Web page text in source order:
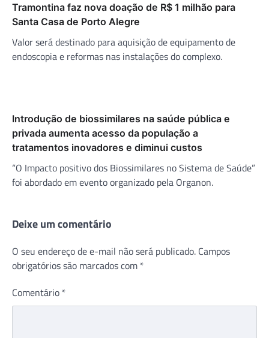
Tramontina faz nova doação de R$ 1 milhão para
Santa Casa de Porto Alegre
Valor será destinado para aquisição de equipamento de
endoscopia e reformas nas instalações do complexo.
Introdução de biossimilares na saúde pública e
privada aumenta acesso da população a
tratamentos inovadores e diminui custos
“O Impacto positivo dos Biossimilares no Sistema de Saúde”
foi abordado em evento organizado pela Organon.
Deixe um comentário
O seu endereço de e-mail não será publicado. Campos
obrigatórios são marcados com *
Comentário *